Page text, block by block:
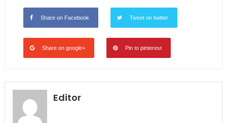
Share on Facebook Tweet on twitter
Share on google+ Pin to pinterest
Editor